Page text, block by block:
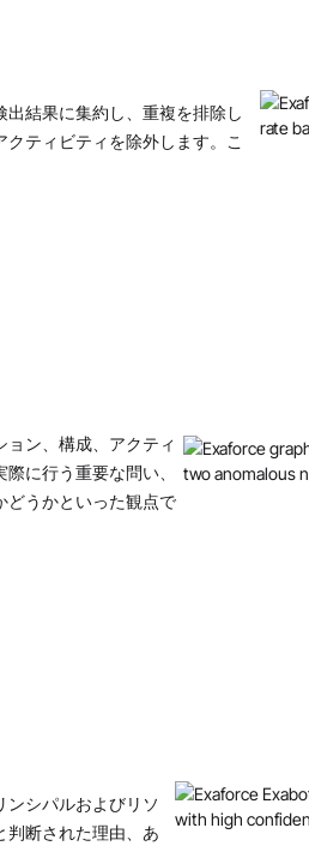
出結果に集約し、重複を排除し
ティビティを除外します。こ
ン、構成、アクティ
に行う重要な問い、
どうかといった観点で
シパルおよびリソ
判断された理由、あ